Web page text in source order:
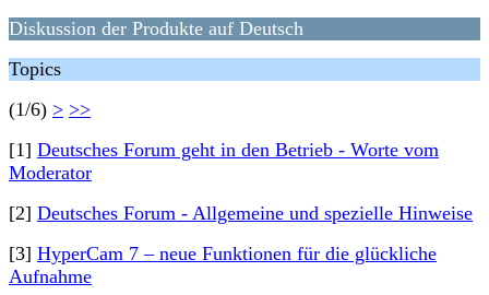
Diskussion der Produkte auf Deutsch
Topics
(1/6) > >>
[1] Deutsches Forum geht in den Betrieb - Worte vom
Moderator
[2] Deutsches Forum - Allgemeine und spezielle Hinweise
[3] HyperCam 7 – neue Funktionen für die glückliche
Aufnahme